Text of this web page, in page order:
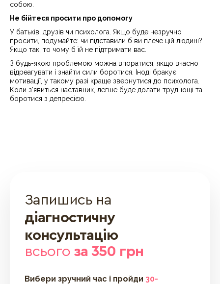
собою.
Не бійтеся просити про допомогу
У батьків, друзів чи психолога. Якщо буде незручно
просити, подумайте: чи підставили б ви плече цій людині?
Якщо так, то чому б їй не підтримати вас.
З будь-якою проблемою можна впоратися, якщо вчасно
відреагувати і знайти сили боротися. Іноді бракує
мотивації, у такому разі краще звернутися до психолога.
Коли з'явиться наставник, легше буде долати труднощі та
боротися з депресією.
Запишись на
діагностичну
консультацію
всього за 350 грн
Вибери зручний час і пройди 30-